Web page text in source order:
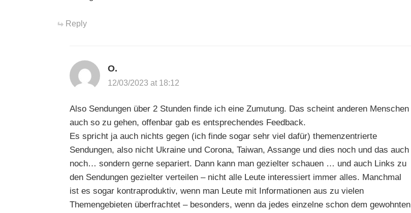
Reply
O.
12/03/2023 at 18:12
Also Sendungen über 2 Stunden finde ich eine Zumutung. Das scheint anderen Menschen
auch so zu gehen, offenbar gab es entsprechendes Feedback.
Es spricht ja auch nichts gegen (ich finde sogar sehr viel dafür) themenzentrierte
Sendungen, also nicht Ukraine und Corona, Taiwan, Assange und dies noch und das auch
noch… sondern gerne separiert. Dann kann man gezielter schauen … und auch Links zu
den Sendungen gezielter verteilen – nicht alle Leute interessiert immer alles. Manchmal
ist es sogar kontraproduktiv, wenn man Leute mit Informationen aus zu vielen
Themengebieten überfrachtet – besonders, wenn da jedes einzelne schon dem gewohnten